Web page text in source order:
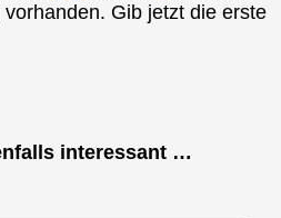
Gib jetzt die erste
interessant …